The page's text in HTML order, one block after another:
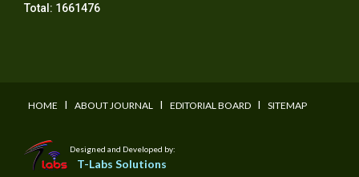
Total: 1661476
HOME I ABOUT JOURNAL I EDITORIAL BOARD I SITEMAP
Designed and Developed by:
T-Labs Solutions